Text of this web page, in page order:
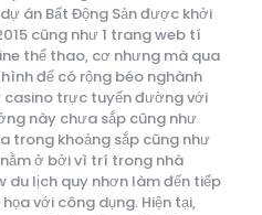
án Bất Động Sản được khởi
cũng như 1 trang web tí
thể thao, cơ nhưng mà qua
để có rộng béo nghành
casino trực tuyến đường với
này chưa sắp cũng như
trong khoảng sắp cũng như
ở bởi vì trí trong nhà
du lịch quy nhơn làm đến tiếp
với công dụng. Hiện tại,